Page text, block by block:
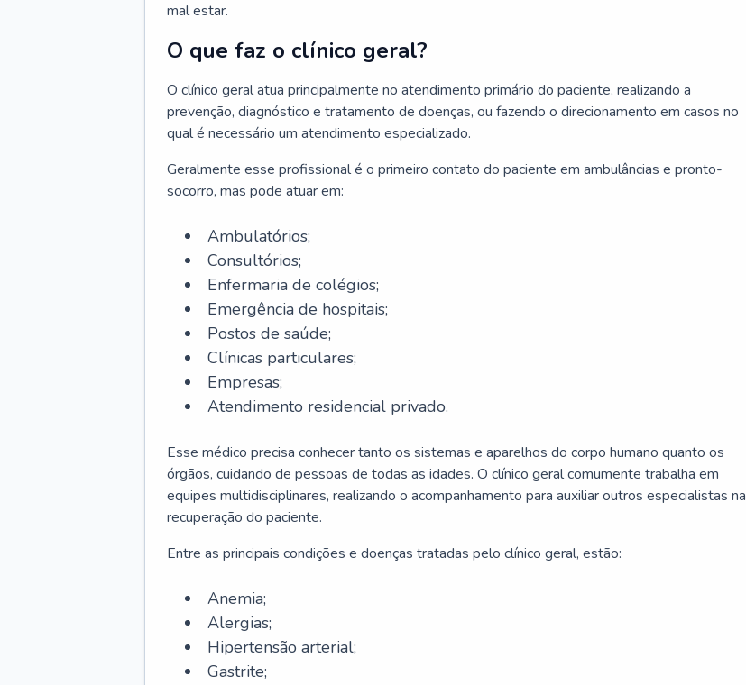
mal estar.
O que faz o clínico geral?
O clínico geral atua principalmente no atendimento primário do paciente, realizando a
prevenção, diagnóstico e tratamento de doenças, ou fazendo o direcionamento em casos no
qual é necessário um atendimento especializado.
Geralmente esse profissional é o primeiro contato do paciente em ambulâncias e pronto-
socorro, mas pode atuar em:
Ambulatórios;
Consultórios;
Enfermaria de colégios;
Emergência de hospitais;
Postos de saúde;
Clínicas particulares;
Empresas;
Atendimento residencial privado.
Esse médico precisa conhecer tanto os sistemas e aparelhos do corpo humano quanto os
órgãos, cuidando de pessoas de todas as idades. O clínico geral comumente trabalha em
equipes multidisciplinares, realizando o acompanhamento para auxiliar outros especialistas na
recuperação do paciente.
Entre as principais condições e doenças tratadas pelo clínico geral, estão:
Anemia;
Alergias;
Hipertensão arterial;
Gastrite;